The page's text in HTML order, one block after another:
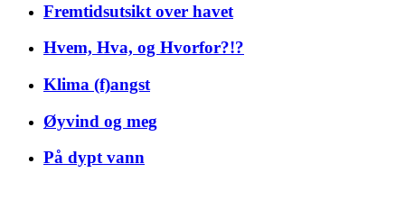
Fremtidsutsikt over havet
Hvem, Hva, og Hvorfor?!?
Klima (f)angst
Øyvind og meg
På dypt vann